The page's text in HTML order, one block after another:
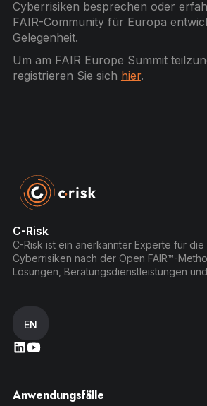
Cyberrisiken besprechen oder
FAIR-Community für Europa
Gelegenheit.
Um am FAIR Europe Summit
registrieren Sie sich hier.
C-Risk
C-Risk ist ein anerkannter Experte für
Cyberrisiken nach der Open FAIR™-
Lösungen, Beratungsdienstleistungen
EN
Anwendungsfälle